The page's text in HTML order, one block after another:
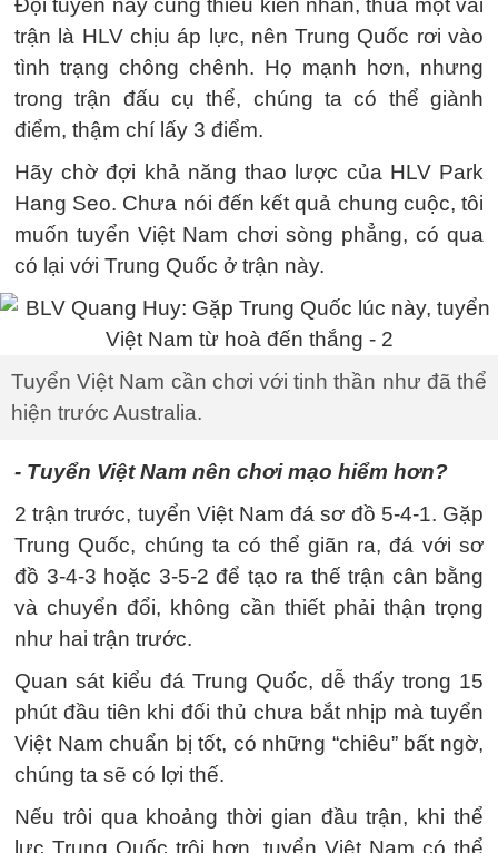
Đội tuyển này cũng thiếu kiên nhẫn, thua một vài
trận là HLV chịu áp lực, nên Trung Quốc rơi vào
tình trạng chông chênh. Họ mạnh hơn, nhưng
trong trận đấu cụ thể, chúng ta có thể giành
điểm, thậm chí lấy 3 điểm.
Hãy chờ đợi khả năng thao lược của HLV Park
Hang Seo. Chưa nói đến kết quả chung cuộc, tôi
muốn tuyển Việt Nam chơi sòng phẳng, có qua
có lại với Trung Quốc ở trận này.
Tuyển Việt Nam cần chơi với tinh thần như đã thể
hiện trước Australia.
- Tuyển Việt Nam nên chơi mạo hiểm hơn?
2 trận trước, tuyển Việt Nam đá sơ đồ 5-4-1. Gặp
Trung Quốc, chúng ta có thể giãn ra, đá với sơ
đồ 3-4-3 hoặc 3-5-2 để tạo ra thế trận cân bằng
và chuyển đổi, không cần thiết phải thận trọng
như hai trận trước.
Quan sát kiểu đá Trung Quốc, dễ thấy trong 15
phút đầu tiên khi đối thủ chưa bắt nhịp mà tuyển
Việt Nam chuẩn bị tốt, có những “chiêu” bất ngờ,
chúng ta sẽ có lợi thế.
Nếu trôi qua khoảng thời gian đầu trận, khi thể
lực Trung Quốc trội hơn, tuyển Việt Nam có thể